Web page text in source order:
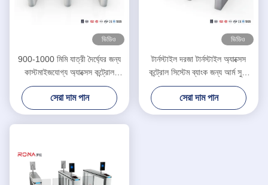
ভিডিও
900-1000 মিমি যাত্রী দৈর্ঘ্যের জন্য
কাস্টমাইজযোগ্য অ্যাক্সেস কন্ট্রোল
টার্নস্টাইল গেট
সেরা দাম পান
ভিডিও
টার্নস্টাইল দরজা টার্নস্টাইল অ্যাক্সেস
কন্ট্রোল সিস্টেম ব্যাংক জন্য আর্ম সুইং
বাধা গেট
সেরা দাম পান